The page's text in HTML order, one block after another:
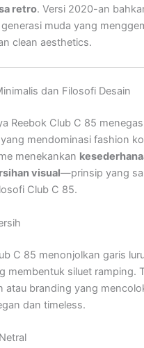
retro. Versi 2020-an
muda yang
clean aesthetics.
dan Filosofi Desain
Reebok Club C 85
mendominasi fashion
menekankan
visual—prinsip yang
Club C 85.
C 85 menonjolkan garis
membentuk siluet ramping.
atau branding yang
dan timeless.